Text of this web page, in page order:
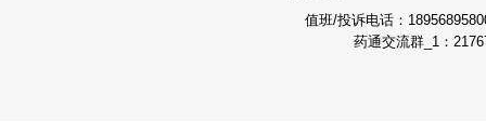
值班/投诉电话：
药通交流群_1：